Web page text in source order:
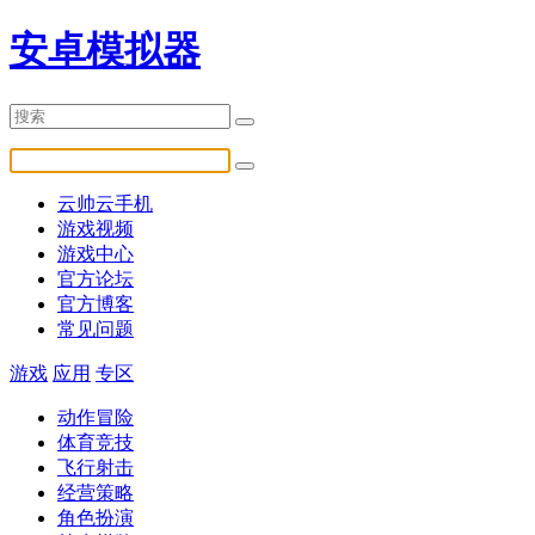
安卓模拟器
云帅云手机
游戏视频
游戏中心
官方论坛
官方博客
常见问题
游戏 应用 专区
动作冒险
体育竞技
飞行射击
经营策略
角色扮演